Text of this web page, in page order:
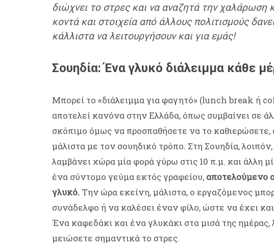
διώχνει το στρες και να αναζητά την χαλάρωση
κοντά και στοιχεία από άλλους πολιτισμούς
κάλλιστα να λειτουργήσουν και για εμάς!
Σουηδία: Ένα γλυκό διάλειμμα κάθε
Μπορεί το «διάλειμμα για φαγητό» (lunch break ή
αποτελεί κανόνα στην Ελλάδα, όπως συμβαίνει σε
σκόπιμο όμως να προσπαθήσετε να το καθιερώσετε,
μάλιστα με τον σουηδικό τρόπο. Στη Σουηδία,
λαμβάνει χώρα μία φορά γύρω στις 10 π.μ. και άλλη
ένα σύντομο γεύμα εκτός γραφείου, αποτελούμενο
γλυκό. Την ώρα εκείνη, μάλιστα, ο εργαζόμενος
συνάδελφο ή να καλέσει έναν φίλο, ώστε να έχει
Ένα καφεδάκι και ένα γλυκάκι στα μισά της ημέρας,
μειώσετε σημαντικά το στρες.